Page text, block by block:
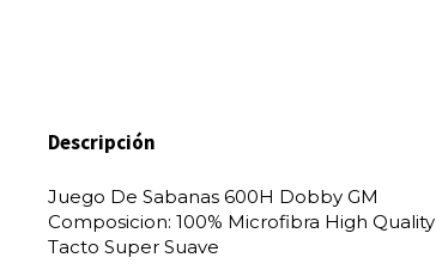
Descripción
Juego De Sabanas 600H Dobby GM
Composicion: 100% Microfibra High Quality
Tacto Super Suave